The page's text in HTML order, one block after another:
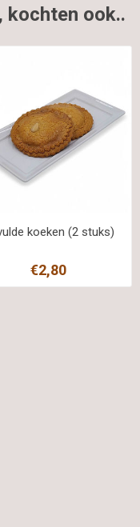
kochten ook..
koeken (2 stuks)
€2,80